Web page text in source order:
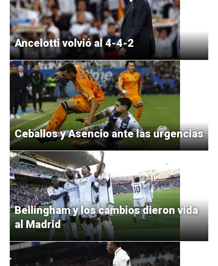
Ancelotti volvió al 4-4-2
Ceballos y Asencio ante las urgencias
Bellingham y los cambios dieron vida
al Madrid